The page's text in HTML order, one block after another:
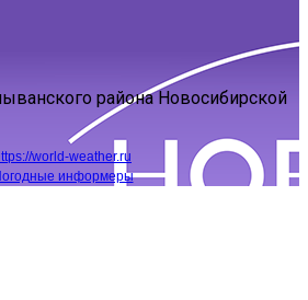
района Новосибирской
world-weather.ru
информеры